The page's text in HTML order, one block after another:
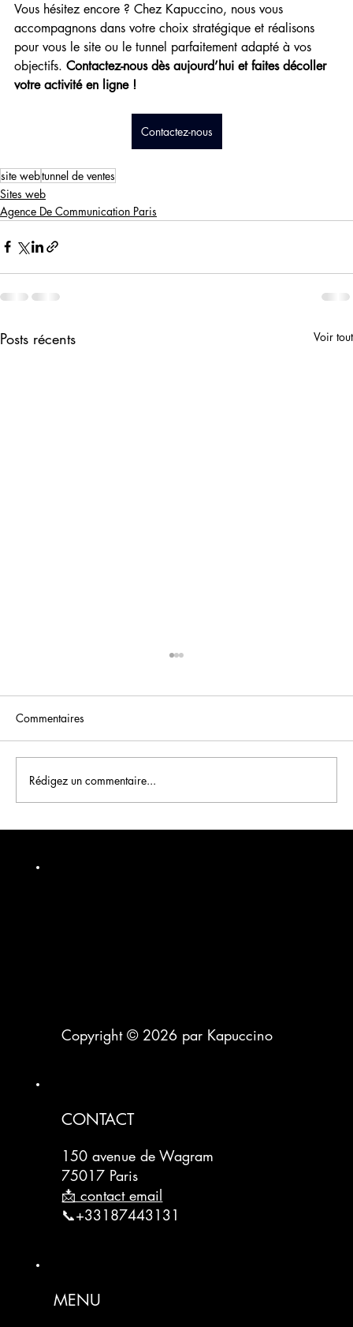
Vous hésitez encore ? Chez Kapuccino, nous vous
accompagnons dans votre choix stratégique et réalisons
pour vous le site ou le tunnel parfaitement adapté à vos
objectifs. Contactez-nous dès aujourd’hui et faites décoller
votre activité en ligne !
Contactez-nous
site webtunnel de ventes
Sites web
Agence De Communication Paris
Posts récents Voir tout
Commentaires
Rédigez un commentaire...
Copyright © 2026 par Kapuccino
CONTACT
150 avenue de Wagram
75017 Paris
📩 contact email
📞+33187443131
MENU